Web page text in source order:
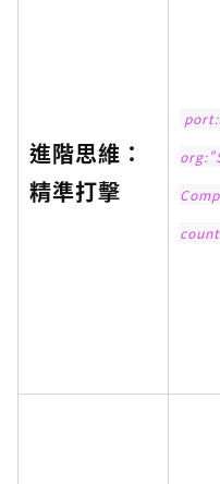
進階思維：
精準打擊